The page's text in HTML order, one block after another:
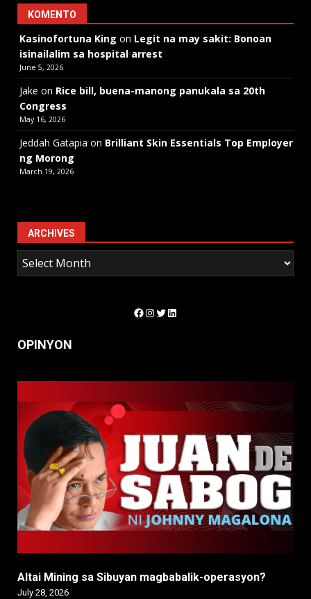
KOMENTO
Kasinofortuna King on Legit na may sakit: Bonoan
isinailalim sa hospital arrest
June 5, 2026
Jake on Rice bill, buena-manong panukala sa 20th
Congress
May 16, 2026
Jeddah Gatapia on Brilliant Skin Essentials Top Employer
ng Morong
March 19, 2026
ARCHIVES
Facebook
Instagram
Twitter
LinkedIn
OPINYON
Altai Mining sa Sibuyan magbabalik-operasyon?
July 28, 2026